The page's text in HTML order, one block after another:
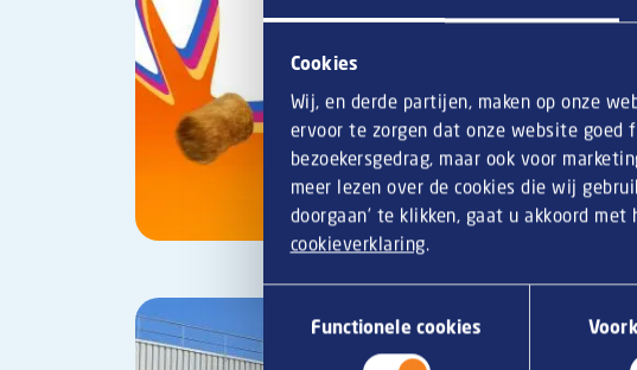
Cookies
Wij, en derde partijen, maken op onze
ervoor te zorgen dat onze website
bezoekersgedrag, maar ook voor
meer lezen over de cookies die wij
doorgaan’ te klikken, gaat u akkoord
cookieverklaring.
Toestemmingsselectie
Functionele cookies